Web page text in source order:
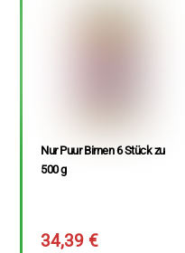
Nur Puur Birnen 6 Stück zu
500 g
34,39€